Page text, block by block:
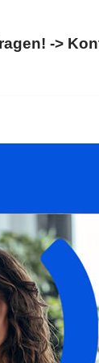
->